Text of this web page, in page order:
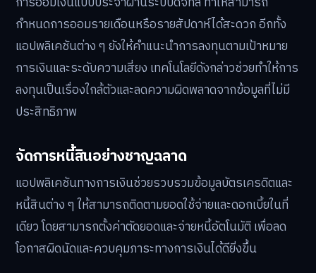
กำหนดการออมรายเดือนหรือรายสัปดาห์ได้สะดวก อีกทั้ง
แอปพลิเคชันต่าง ๆ ยังให้คำแนะนำการลงทุนตามเป้าหมาย
การเงินและระดับความเสี่ยง เทคโนโลยีดังกล่าวช่วยทำให้การ
ลงทุนเป็นเรื่องใกล้ตัวและลดความผิดพลาดจากข้อมูลที่ไม่มี
ประสิทธิภาพ
จัดการหนี้สินอย่างชาญฉลาด
แอปพลิเคชันทางการเงินช่วยรวบรวมข้อมูลบัตรเครดิตและ
หนี้สินต่าง ๆ ให้สามารถติดตามยอดใช้จ่ายและดอกเบี้ยในที่
เดียว โดยสามารถตั้งค่าตัดยอดและจ่ายหนี้อัตโนมัติ เพื่อลด
โอกาสผิดนัดและควบคุมภาระทางการเงินได้ดียิ่งขึ้น